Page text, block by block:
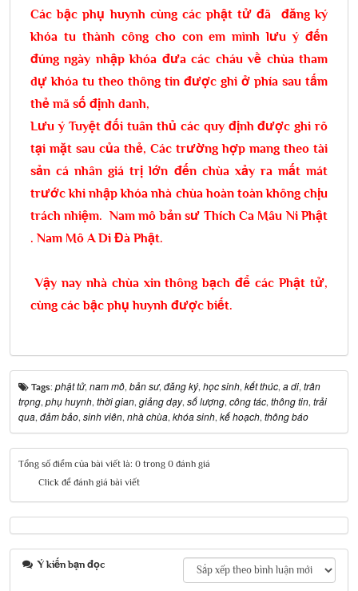
Các bậc phụ huynh cùng các phật tử đã đăng ký
khóa tu thành công cho con em mình lưu ý đến
đúng ngày nhập khóa đưa các cháu về chùa tham
dự khóa tu theo thông tin được ghi ở phía sau tấm
thẻ mã số định danh,
Lưu ý Tuyệt đối tuân thủ các quy định được ghi rõ
tại mặt sau của thẻ, Các trường hợp mang theo tài
sản cá nhân giá trị lớn đến chùa xảy ra mất mát
trước khi nhập khóa nhà chùa hoàn toàn không chịu
trách nhiệm. Nam mô bản sư Thích Ca Mâu Ni Phật
. Nam Mô A Di Đà Phật.
Vậy naynhà chùa xin thông bạch để các Phật tử,
cùng các bậc phụ huynh được biết.
Tags: phật tử, nam mô, bản sư, đăng ký, học sinh, kết thúc, a di, trân
trọng, phụ huynh, thời gian, giảng dạy, số lượng, công tác, thông tin, trải
qua, đảm bảo, sinh viên, nhà chùa, khóa sinh, kế hoạch, thông báo
Tổng số điểm của bài viết là: 0 trong 0 đánh giá
Click để đánh giá bài viết
Ý kiến bạn đọc